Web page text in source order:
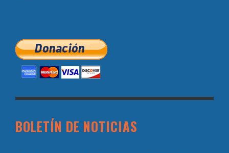
BOLETÍN DE NOTICIAS